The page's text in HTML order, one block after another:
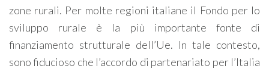
zone rurali. Per molte regioni italiane il Fondo per lo
sviluppo rurale è la più importante fonte di
finanziamento strutturale dell’Ue. In tale contesto,
sono fiducioso che l’accordo di partenariato per l’Italia